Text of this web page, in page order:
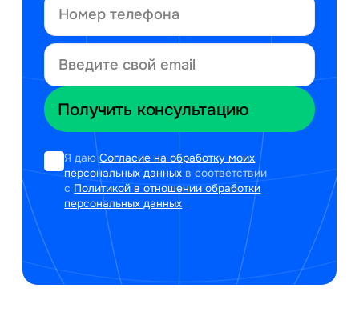
Я даюСогласие на обработку моих
персональных данных в соответствии
с Политикой в отношении обработки
персональных данных